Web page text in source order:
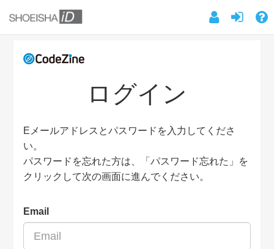
ログイン
Eメールアドレスとパスワードを入力してくださ
い。
パスワードを忘れた方は、「パスワード忘れた」を
クリックして次の画面に進んでください。
Email